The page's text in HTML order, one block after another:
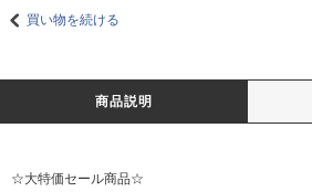
買い物を続ける
商品説明
☆大特価セール商品☆